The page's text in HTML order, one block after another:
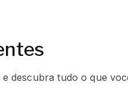
descubra tudo o que